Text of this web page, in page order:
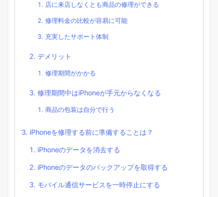
店に来店しなくとも商品の修理ができる
修理料金の比較が容易に可能
充実したサポート体制
デメリット
修理期間がかかる
修理期間中はiPhoneが手元からなくなる
商品の包装は自分で行う
iPhoneを修理する前に準備することは？
iPhoneのデータを消去する
iPhoneのデータのバックアップを取得する
モバイル通信サービスを一時停止にする